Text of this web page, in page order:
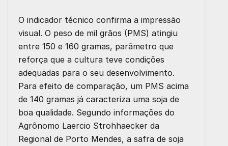
O indicador técnico confirma a impressão
visual. O peso de mil grãos (PMS) atingiu
entre 150 e 160 gramas, parâmetro que
reforça que a cultura teve condições
adequadas para o seu desenvolvimento.
Para efeito de comparação, um PMS acima
de 140 gramas já caracteriza uma soja de
boa qualidade. Segundo informações do
Agrônomo Laercio Strohhaecker da
Regional de Porto Mendes, a safra de soja